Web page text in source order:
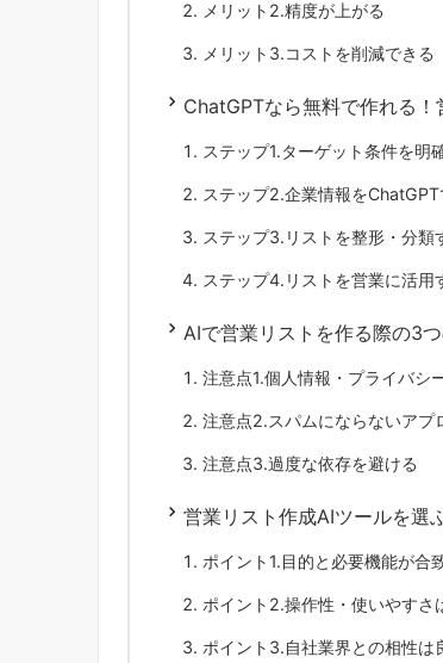
メリット2.精度が上がる
メリット3.コストを削減できる
ChatGPTなら無料で作れる
ステップ1.ターゲット条件を明
ステップ2.企業情報をChatGPT
ステップ3.リストを整形・分類
ステップ4.リストを営業に活用
AIで営業リストを作る際の3
注意点1.個人情報・プライバシ
注意点2.スパムにならないアプ
注意点3.過度な依存を避ける
営業リスト作成AIツールを選
ポイント1.目的と必要機能が合
ポイント2.操作性・使いやすさ
ポイント3.自社業界との相性は